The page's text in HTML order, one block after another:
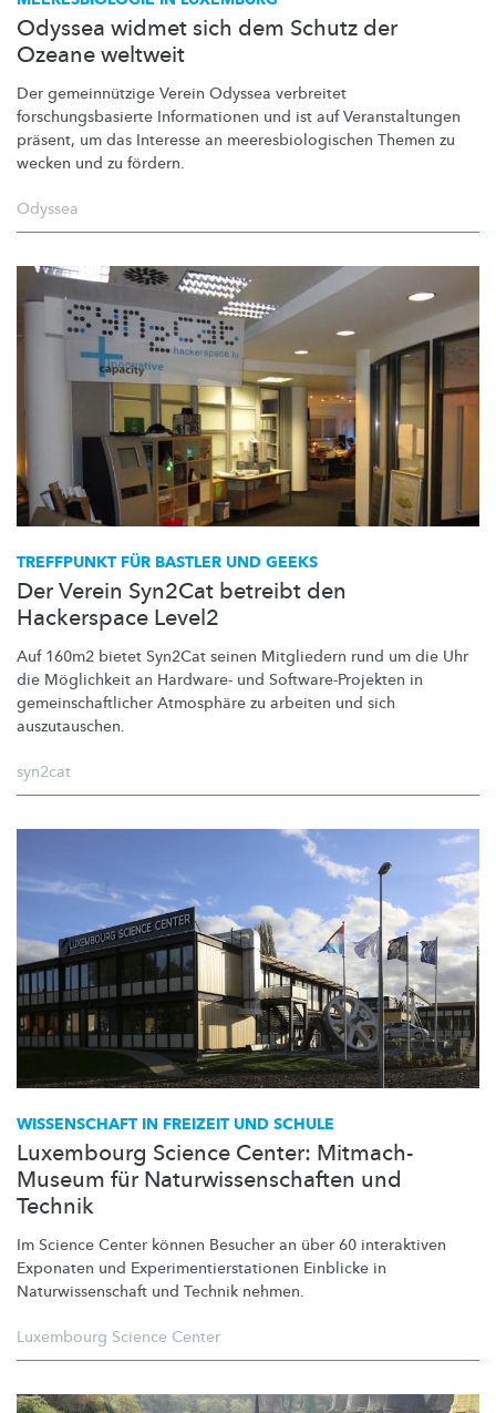
Odyssea widmet sich dem Schutz der
Ozeane weltweit
Der gemeinnützige Verein Odyssea verbreitet
forschungsbasierte Informationen und ist aufVeranstaltungen
präsent, um das Interesse an meeresbiologischen Themen zu
wecken und zu fördern.
Odyssea
TREFFPUNKT FÜR BASTLER UND GEEKS
Der Verein Syn2Cat betreibt den
Hackerspace Level2
Auf 160m2 bietet Syn2Cat seinen Mitgliedern rund um die Uhr
die Möglichkeit an Hardware- und Software-Projekten in
gemeinschaftlicher Atmosphäre zu arbeiten und sich
auszutauschen.
syn2cat
WISSENSCHAFT IN FREIZEIT UND SCHULE
Luxembourg Science Center: Mitmach-
Museum für Naturwissenschaften und
Technik
Im Science Center können Besucher an über 60 interaktiven
Exponaten und Experimentierstationen Einblicke in
Naturwissenschaft und Technik nehmen.
Luxembourg Science Center